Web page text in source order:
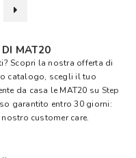
DI MAT20
Scopri la nostra offerta di
catalogo, scegli il tuo
da casa le MAT20 su Step
garantito entro 30 giorni:
customer care.